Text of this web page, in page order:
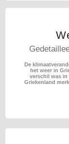
De
het weer in
verschil was in
Griekenland